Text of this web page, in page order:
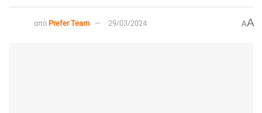
από Prefer Team 29/03/2024 AA